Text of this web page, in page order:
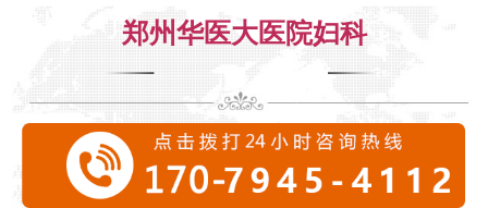
郑州华医大医院妇科